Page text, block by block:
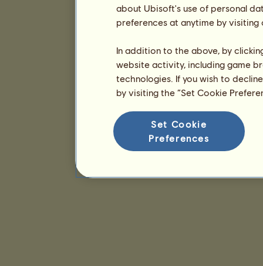
about Ubisoft's use of personal
preferences at anytime by
In addition to the above, by
website activity, including game
technologies. If you wish to
by visiting the “Set Cookie
Set Cookie
Preferences